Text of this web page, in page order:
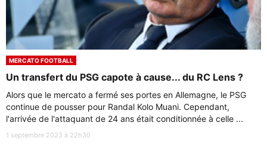
MERCATO FOOTBALL
Un transfert du PSG capote à cause... du RC Lens ?
Alors que le mercato a fermé ses portes en Allemagne, le PSG
continue de pousser pour Randal Kolo Muani. Cependant,
l'arrivée de l'attaquant de 24 ans était conditionnée à celle ...
1 septembre 2023 à 22h30